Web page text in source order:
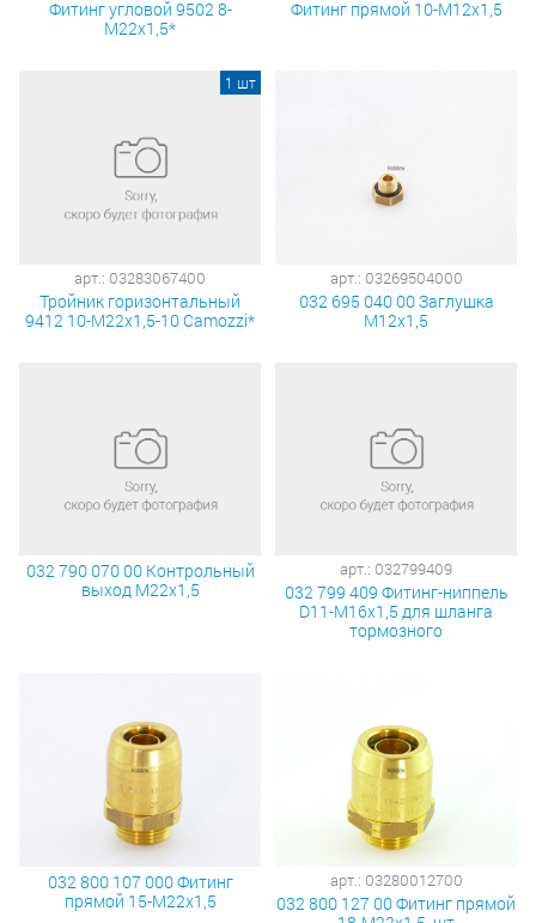
Фитинг угловой 9502 8-
М22х1,5*
Фитинг прямой 10-М12х1,5
арт.: 03283067400
Тройник горизонтальный
9412 10-М22х1,5-10 Camozzi*
1 шт
арт.: 03269504000
032 695 040 00 Заглушка
М12х1,5
032 790 070 00 Контрольный
выход М22х1,5
арт.: 032799409
032 799 409 Фитинг-ниппель
D11-М16х1,5 для шланга
тормозного
032 800 107 000 Фитинг
прямой 15-М22х1,5
арт.: 03280012700
032 800 127 00 Фитинг прямой